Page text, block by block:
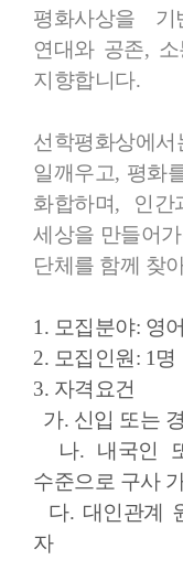
평화사상을
연대와 공존,
지향합니다.
선학평화상에
일깨우고, 평화
화합하며, 인
세상을 만들어
단체를 함께 찾
1. 모집분야: 영
2. 모집인원: 1명
3. 자격요건
가. 신입 또는
나. 내국인
수준으로 구사
다. 대인관계
자